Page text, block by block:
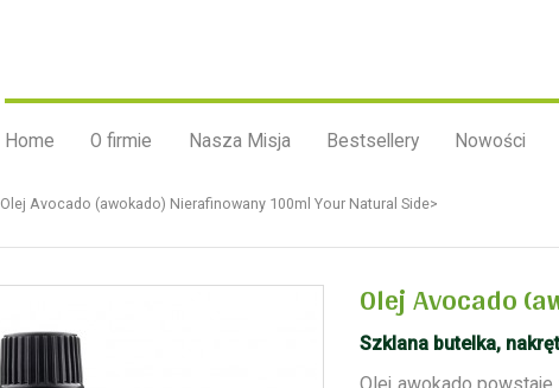
Home O firmie Nasza Misja Bestsellery Nowości
Olej Avocado (awokado) Nierafinowany 100ml Your Natural Side>
Olej Avocado
Szklana butelka,